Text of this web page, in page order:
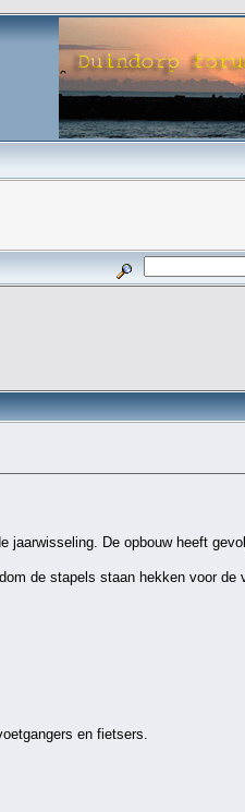
jaarwisseling. De opbouw heeft
de stapels staan hekken voor de
en fietsers.